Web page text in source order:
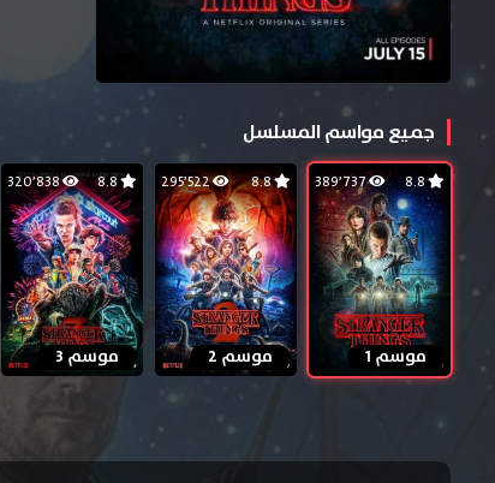
جميع مواسم المسلسل
389٬737
موسم 1
8.8 295٬522
موسم 2
8.8 320٬838
موسم 3